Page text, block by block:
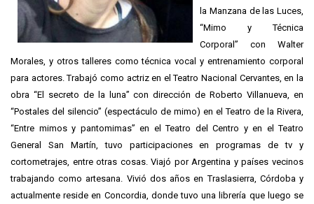
la Manzana de las Luces,
“Mimo y Técnica
Corporal” con Walter
Morales, y otros talleres como técnica vocal y entrenamiento corporal
para actores. Trabajó como actriz en el Teatro Nacional Cervantes, en la
obra “El secreto de la luna” con dirección de Roberto Villanueva, en
“Postales del silencio” (espectáculo de mimo) en el Teatro de la Rivera,
“Entre mimos y pantomimas” en el Teatro del Centro y en el Teatro
General San Martín, tuvo participaciones en programas de tv y
cortometrajes, entre otras cosas. Viajó por Argentina y países vecinos
trabajando como artesana. Vivió dos años en Traslasierra, Córdoba y
actualmente reside en Concordia, donde tuvo una librería que luego se